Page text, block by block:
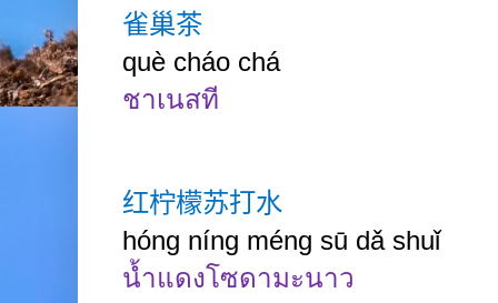
雀巢茶
què cháo chá
ชาเนสที
红柠檬苏打水
hóng níng méng sū dǎ shuǐ
น้ำแดงโซดามะนาว